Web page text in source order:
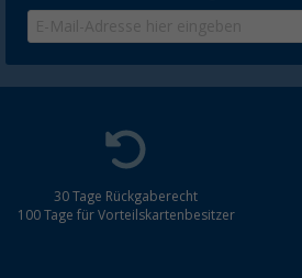
30 Tage Rückgaberecht
100 Tage für Vorteilskartenbesitzer